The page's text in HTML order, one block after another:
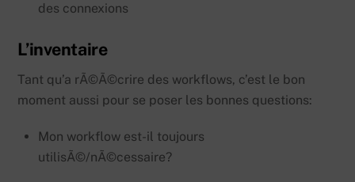
des connexions
L’inventaire
Tant qu’a rÃ©Ã©crire des workflows, c’est le bon
moment aussi pour se poser les bonnes questions:
Mon workflow est-il toujours
utilisÃ©/nÃ©cessaire?